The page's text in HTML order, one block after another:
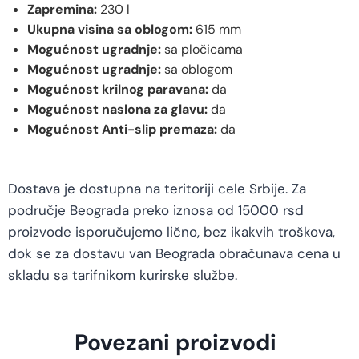
Zapremina: 230 l
Ukupna visina sa oblogom: 615 mm
Mogućnost ugradnje:sa pločicama
Mogućnost ugradnje:sa oblogom
Mogućnost krilnog paravana:da
Mogućnost naslona za glavu:da
Mogućnost Anti-slip premaza:da
Dostava je dostupna na teritoriji cele Srbije. Za
područje Beograda preko iznosa od 15000 rsd
proizvode isporučujemo lično, bez ikakvih troškova,
dok se za dostavu van Beograda obračunava cena u
skladu sa tarifnikom kurirske službe.
Povezani proizvodi